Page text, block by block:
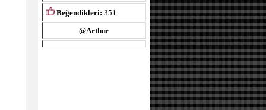
Beğendikleri: 351
@Arthur
değişmesi
değiştirmedi
gösterelim.
"tüm
kartaldır"